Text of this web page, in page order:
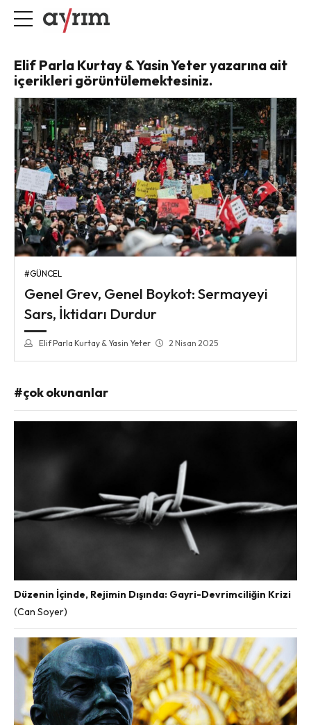
Elif Parla Kurtay & Yasin Yeter yazarına ait
içerikleri görüntülemektesiniz.
#GÜNCEL
Genel Grev, Genel Boykot: Sermayeyi
Sars, İktidarı Durdur
Elif Parla Kurtay & Yasin Yeter 2 Nisan 2025
#çok okunanlar
Düzenin İçinde, Rejimin Dışında: Gayri-Devrimciliğin Krizi
(Can Soyer)